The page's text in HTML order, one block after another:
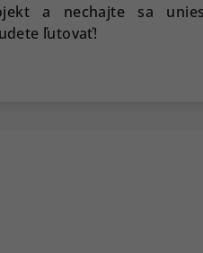
a nechajte sa
ľutovať!